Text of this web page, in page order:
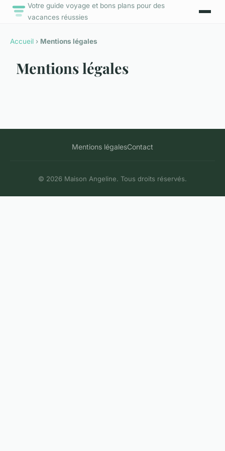
Votre guide voyage et bons plans pour des
vacances réussies
Accueil › Mentions légales
Mentions légales
Mentions légalesContact
© 2026 Maison Angeline. Tous droits réservés.